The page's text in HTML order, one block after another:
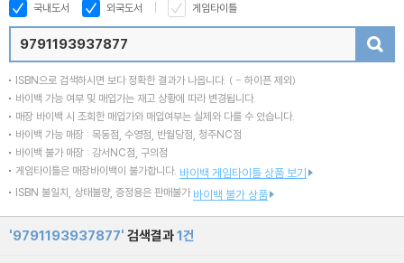
국내도서 외국도서 게임타이틀
ISBN으로 검색하시면 보다 정확한 결과가 나옵니다. ( - 하이픈 제외)
바이백 가능 여부 및 매입가는 재고 상황에 따라 변경됩니다.
매장 바이백 시 조회한 매입가와 매입여부는 실제와 다를 수 있습니다.
바이백 가능 매장 : 목동점, 수영점, 반월당점, 청주NC점
바이백 불가 매장 : 강서NC점, 구의점
게임타이틀은 매장바이백이 불가합니다. 바이백 게임타이틀 상품 보기
ISBN 불일치, 상태불량, 증정용은 판매불가 바이백 불가 상품
'9791193937877' 검색결과1건